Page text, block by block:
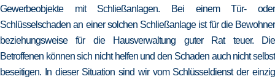
Gewerbeobjekte mit Schließanlagen. Bei einem Tür- oder
Schlüsselschaden an einer solchen Schließanlage ist für die Bewohner
beziehungsweise für die Hausverwaltung guter Rat teuer. Die
Betroffenen können sich nicht helfen und den Schaden auch nicht selbst
beseitigen. In dieser Situation sind wir vom Schlüsseldienst der einzig